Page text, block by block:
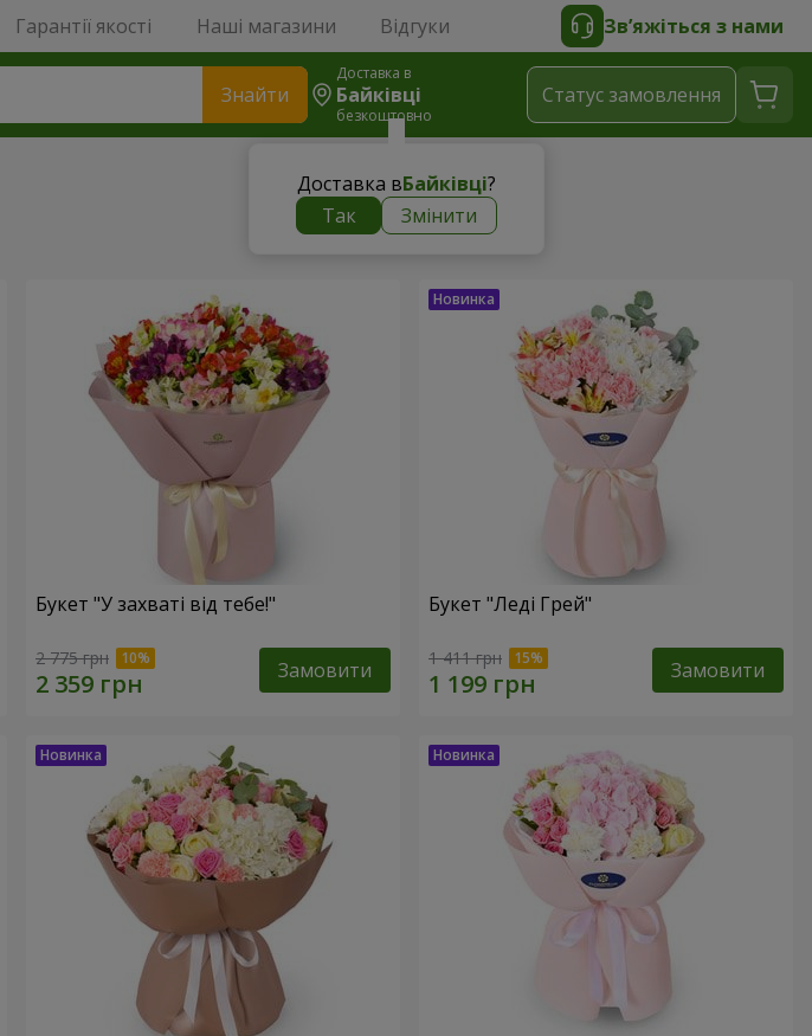
Гарантії якості Наші магазини Відгуки Зв’яжіться з нами
Знайти
Доставка в
Байківці
безкоштовно
Доставка вБайківці?
Так
Змінити
Статус замовлення
Букет "У захваті від тебе!"
2 775 грн Замовити
Букет "Леді Грей"
1 411 грн Замовити